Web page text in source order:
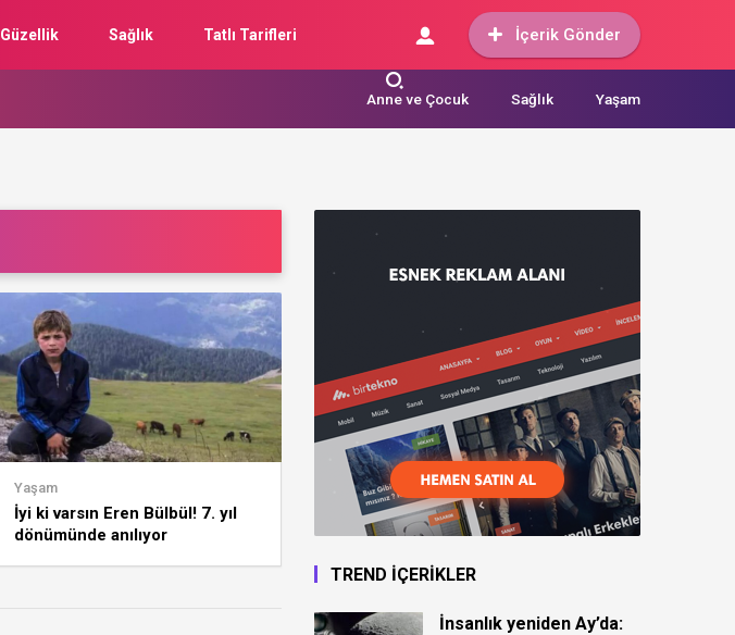
Güzellik Sağlık Tatlı Tarifleri İçerik Gönder
Anne ve Çocuk Sağlık Yaşam
Yaşam
İyi ki varsın Eren Bülbül! 7. yıl
dönümünde anılıyor
TREND İÇERİKLER
İnsanlık yeniden Ay’da: